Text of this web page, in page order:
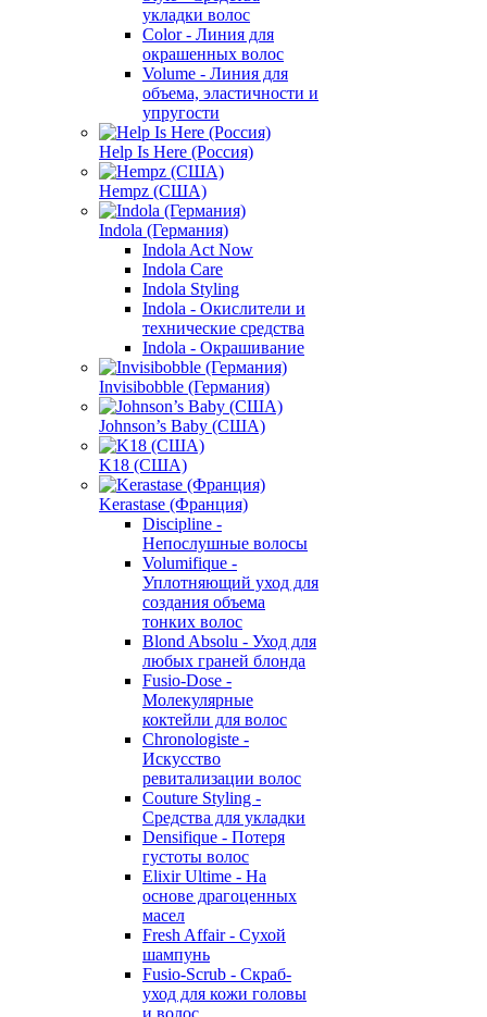
укладки волос
Color - Линия для
окрашенных волос
Volume - Линия для
объема, эластичности и
упругости
Help Is Here (Россия)
Hempz (США)
Indola (Германия)
Indola Act Now
Indola Care
Indola Styling
Indola - Окислители и
технические средства
Indola - Окрашивание
Invisibobble (Германия)
Johnson’s Baby (США)
K18 (США)
Kerastase (Франция)
Discipline -
Непослушные волосы
Volumifique -
Уплотняющий уход для
создания объема
тонких волос
Blond Absolu - Уход для
любых граней блонда
Fusio-Dose -
Молекулярные
коктейли для волос
Chronologiste -
Искусство
ревитализации волос
Couture Styling -
Средства для укладки
Densifique - Потеря
густоты волос
Elixir Ultime - На
основе драгоценных
масел
Fresh Affair - Сухой
шампунь
Fusio-Scrub - Скраб-
уход для кожи головы
и волос